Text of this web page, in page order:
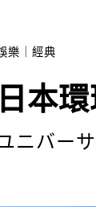
樂 經典
日本
ニバー